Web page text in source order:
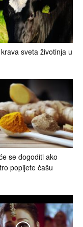
sveta životinja u
se dogoditi ako
popijete čašu